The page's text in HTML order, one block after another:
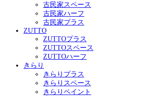
古民家スペース
古民家ハーフ
古民家プラス
ZUTTO
ZUTTOプラス
ZUTTOスペース
ZUTTOハーフ
きらり
きらりプラス
きらりスペース
きらりペイント